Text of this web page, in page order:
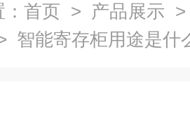
首页 > 产品展示
智能寄存柜用途是什